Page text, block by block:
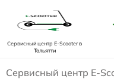
Сервисный центр E-Scooterв
Тольятти
Сервисный центр E-